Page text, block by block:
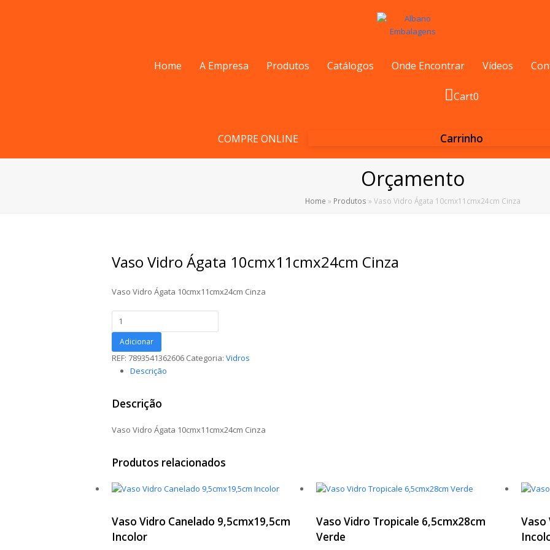
Home A Empresa Produtos Catálogos Onde Encontrar Vídeos
COMPRE ONLINE
Cart0
Carrinho
Orçamento
Home » Produtos » Vaso Vidro Ágata 10cmx11cmx24cm Cinza
Vaso Vidro Ágata 10cmx11cmx24cm Cinza
Vaso Vidro Ágata 10cmx11cmx24cm Cinza
Vaso
Vidro
Ágata
10cmx11cmx24cm
Cinza
Adicionar
REF: 7893541362606 Categoria: Vidros
Descrição
Descrição
Vaso Vidro Ágata 10cmx11cmx24cm Cinza
Produtos relacionados
Vaso Vidro Canelado 9,5cmx19,5cm
Incolor
Vaso Vidro Tropicale 6,5cmx28cm
Verde
Vaso